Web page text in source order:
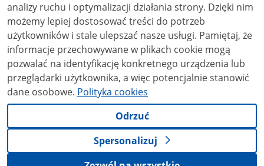
analizy ruchu i optymalizacji działania strony. Dzięki nim
możemy lepiej dostosować treści do potrzeb
użytkowników i stale ulepszać nasze usługi. Pamiętaj, że
informacje przechowywane w plikach cookie mogą
pozwalać na identyfikację konkretnego urządzenia lub
przeglądarki użytkownika, a więc potencjalnie stanowić
dane osobowe. Polityka cookies
Odrzuć
Spersonalizuj